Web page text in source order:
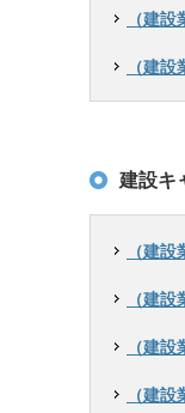
（建
（建
建設キ
（建
（建
（建
（建